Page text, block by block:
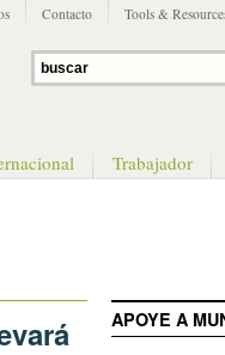
Contacto Tools &
Trabajador
APOYE A